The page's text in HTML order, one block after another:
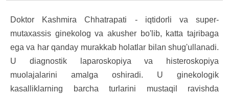
Doktor Kashmira Chhatrapati - iqtidorli va super-
mutaxassis ginekolog va akusher bo'lib, katta tajribaga
ega va har qanday murakkab holatlar bilan shug'ullanadi.
U diagnostik laparoskopiya va histeroskopiya
muolajalarini amalga oshiradi. U ginekologik
kasalliklarning barcha turlarini mustaqil ravishda